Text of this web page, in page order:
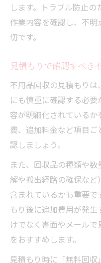
します。トラブル防止
作業内容を確認し、不
切です。
見積もりで確認すべき
不用品回収の見積もり
にも慎重に確認する必
容が明細化されている
費、追加料金など項目
認しましょう。
また、回収品の種類や
解や搬出経路の確保な
含まれているかも重要で
もり後に追加費用が発
けでなく書面やメール
をおすすめします。
見積もり時に「無料回